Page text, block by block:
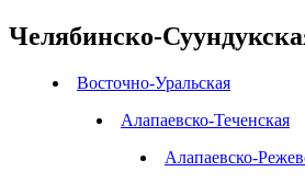
Челябинско-
Восточно-Уральская
Алапаевско-Теченская
Алапаевско-